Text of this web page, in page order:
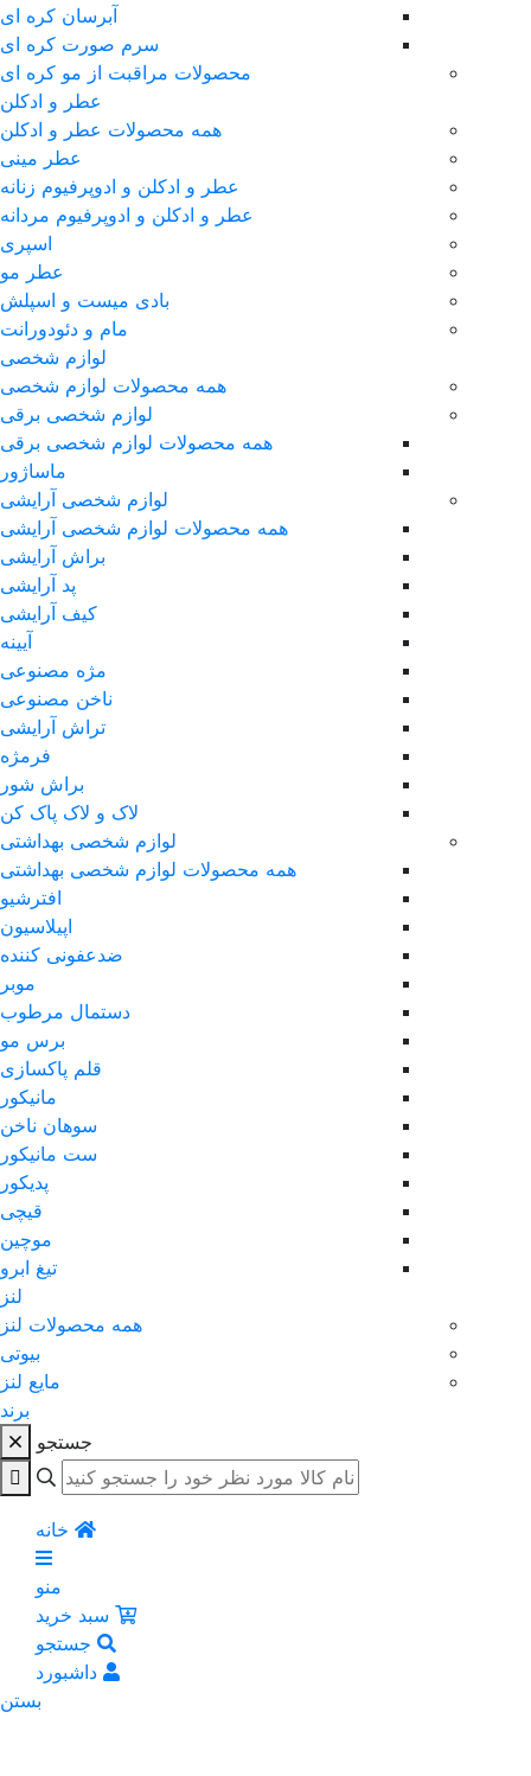
آبرسان کره ای
سرم صورت کره ای
محصولات مراقبت از مو کره ای
عطر و ادکلن
همه محصولات عطر و ادکلن
عطر مینی
عطر و ادکلن و ادوپرفیوم زنانه
عطر و ادکلن و ادوپرفیوم مردانه
اسپری
عطر مو
بادی میست و اسپلش
مام و دئودورانت
لوازم شخصی
همه محصولات لوازم شخصی
لوازم شخصی برقی
همه محصولات لوازم شخصی برقی
ماساژور
لوازم شخصی آرایشی
همه محصولات لوازم شخصی آرایشی
براش آرایشی
پد آرایشی
کیف آرایشی
آیینه
مژه مصنوعی
ناخن مصنوعی
تراش آرایشی
فرمژه
براش شور
لاک و لاک پاک کن
لوازم شخصی بهداشتی
همه محصولات لوازم شخصی بهداشتی
افترشیو
اپیلاسیون
ضدعفونی کننده
موبر
دستمال مرطوب
برس مو
قلم پاکسازی
مانیکور
سوهان ناخن
ست مانیکور
پدیکور
قیچی
موچین
تیغ ابرو
لنز
همه محصولات لنز
بیوتی
مایع لنز
برند
جستجو
خانه
منو
سبد خرید
جستجو
داشبورد
بستن